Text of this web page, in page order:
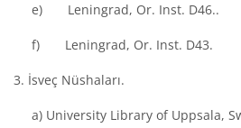
e) Leningrad, Or. Inst. D46..
f) Leningrad, Or. Inst. D43.
3. İsveç Nüshaları.
a) University Library of Uppsala,